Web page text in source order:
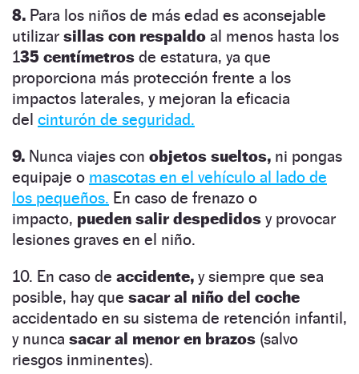
8. Para los niños de más edad es aconsejable
utilizar sillas con respaldo al menos hasta los
135 centímetros de estatura, ya que
proporciona más protección frente a los
impactos laterales, y mejoran la eficacia
del cinturón de seguridad.
9. Nunca viajes con objetos sueltos, ni pongas
equipaje o mascotas en el vehículo al lado de
los pequeños. En caso de frenazo o
impacto, pueden salir despedidos y provocar
lesiones graves en el niño.
10. En caso de accidente, y siempre que sea
posible, hay que sacar al niño del coche
accidentado en su sistema de retención infantil,
y nunca sacar al menor en brazos (salvo
riesgos inminentes).